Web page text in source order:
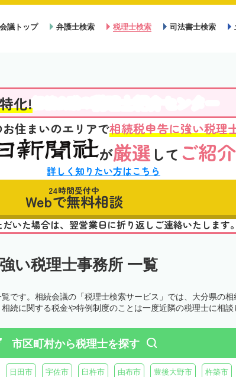
議トップ 弁護士検索 税理士検索 司法書士検索
化!
住まいのエリアで相続税申告に強い税理
が厳選 して ご紹
詳しく知りたい方はこちら
24時間受付中
Webで無料相談
いた場合は、翌営業日に折り返しご連絡いたします。
い税理士事務所 一覧
です。相続会議の「税理士検索サービス」では、大分県の
続に関する税金や特例制度のことは一度近隣の税理士に相談
市区町村から税理士を探す
日田市 宇佐市 臼杵市 由布市 豊後大野市 杵築市